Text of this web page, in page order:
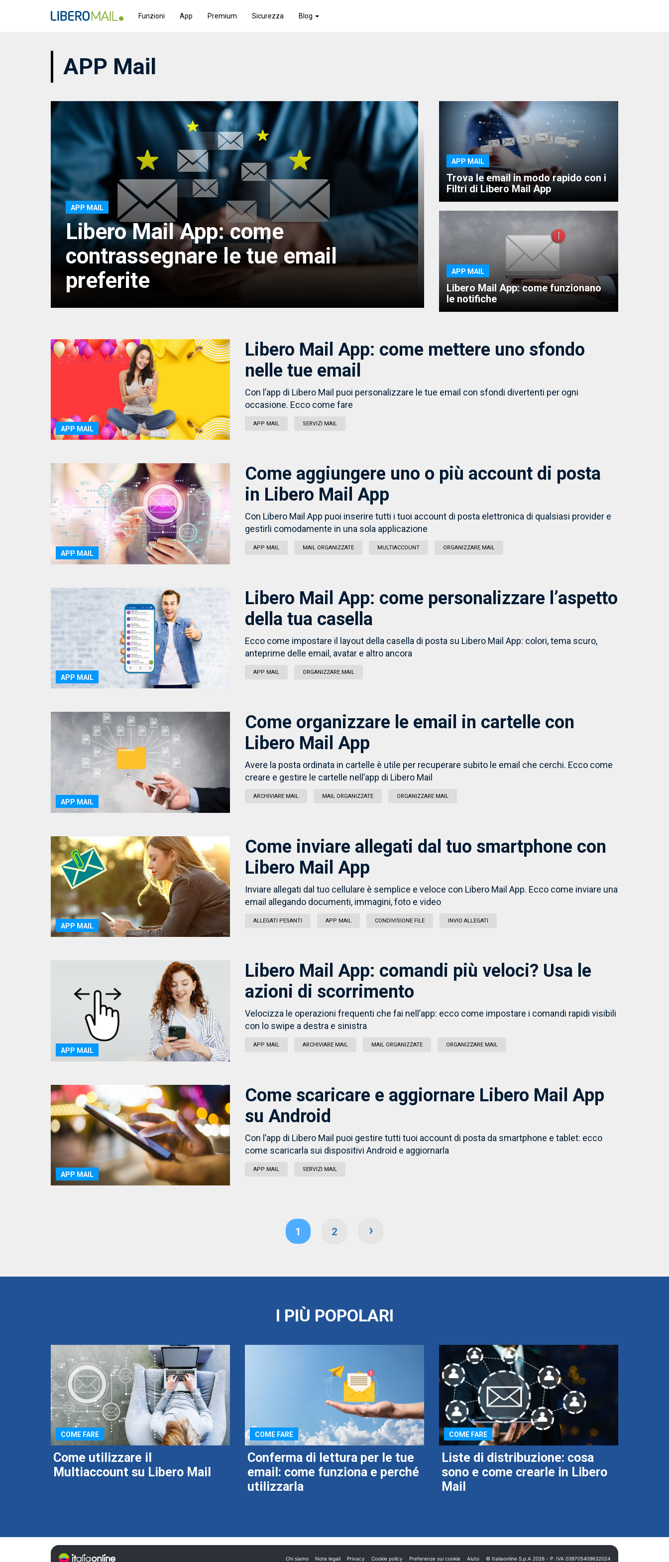
Funzioni App Premium Sicurezza Blog
APP Mail
APP MAIL
Libero Mail App: come
contrassegnare le tue email
preferite
APP MAIL
Trova le email in modo rapido con i
Filtri di Libero Mail App
APP MAIL
Libero Mail App: come funzionano
le notifiche
APP MAIL
Libero Mail App: come mettere uno sfondo
nelle tue email
Con l’app di Libero Mail puoi personalizzare le tue email con sfondi divertenti per ogni
occasione. Ecco come fare
APP MAIL SERVIZI MAIL
APP MAIL
Come aggiungere uno o più account di posta
in Libero Mail App
Con Libero Mail App puoi inserire tutti i tuoi account di posta elettronica di qualsiasi provider e
gestirli comodamente in una sola applicazione
APP MAIL MAIL ORGANIZZATE MULTIACCOUNT ORGANIZZARE MAIL
APP MAIL
Libero Mail App: come personalizzare l’aspetto
della tua casella
Ecco come impostare il layout della casella di posta su Libero Mail App: colori, tema scuro,
anteprime delle email, avatar e altro ancora
APP MAIL ORGANIZZARE MAIL
APP MAIL
Come organizzare le email in cartelle con
Libero Mail App
Avere la posta ordinata in cartelle è utile per recuperare subito le email che cerchi. Ecco come
creare e gestire le cartelle nell’app di Libero Mail
ARCHIVIARE MAIL MAIL ORGANIZZATE ORGANIZZARE MAIL
APP MAIL
Come inviare allegati dal tuo smartphone con
Libero Mail App
Inviare allegati dal tuo cellulare è semplice e veloce con Libero Mail App. Ecco come inviare una
email allegando documenti, immagini, foto e video
ALLEGATI PESANTI APP MAIL CONDIVISIONE FILE INVIO ALLEGATI
APP MAIL
Libero Mail App: comandi più veloci? Usa le
azioni di scorrimento
Velocizza le operazioni frequenti che fai nell’app: ecco come impostare i comandi rapidi visibili
con lo swipe a destra e sinistra
APP MAIL ARCHIVIARE MAIL MAIL ORGANIZZATE ORGANIZZARE MAIL
APP MAIL
Come scaricare e aggiornare Libero Mail App
su Android
Con l’app di Libero Mail puoi gestire tutti tuoi account di posta da smartphone e tablet: ecco
come scaricarla sui dispositivi Android e aggiornarla
APP MAIL SERVIZI MAIL
1 2 ›
I PIÙ POPOLARI
COME FARE
Come utilizzare il
Multiaccount su Libero Mail
COME FARE
Conferma di lettura per le tue
email: come funziona e perché
utilizzarla
COME FARE
Liste di distribuzione: cosa
sono e come crearle in Libero
Mail
Chi siamo Note legali Privacy Cookie policy Preferenze sui cookie Aiuto © Italiaonline S.p.A 2026 - P. IVA 039705409632024